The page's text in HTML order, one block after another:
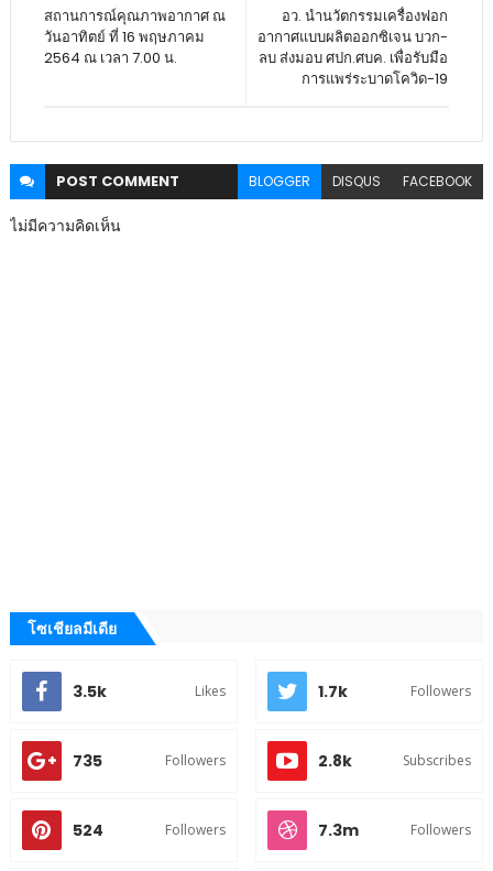
อว. นำนวัตกรรมเครื่องฟอก
อากาศแบบผลิตออกซิเจน บวก-
ลบ ส่งมอบ ศปก.ศบค. เพื่อรับมือ
การแพร่ระบาดโควิด-19
สถานการณ์คุณภาพอากาศ ณ
วันอาทิตย์ ที่ 16 พฤษภาคม
2564 ณ เวลา 7.00 น.
POST COMMENT BLOGGER DISQUS FACEBOOK
ไม่มีความคิดเห็น
โซเชียลมีเดีย
3.5k Likes 1.7k Followers
735 Followers 2.8k Subscribes
524 Followers 7.3m Followers